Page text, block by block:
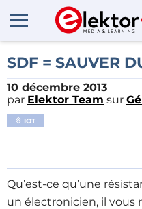
SDF = SAUVER
10 décembre 2013
par Elektor Team sur
IOT
Qu’est-ce qu’une
un électronicien, il vous